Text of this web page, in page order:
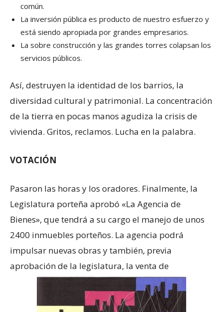
común.
La inversión pública es producto de nuestro esfuerzo y
está siendo apropiada por grandes empresarios.
La sobre construcción y las grandes torres colapsan los
servicios públicos.
Así, destruyen la identidad de los barrios, la
diversidad cultural y patrimonial. La concentración
de la tierra en pocas manos agudiza la crisis de
vivienda. Gritos, reclamos. Lucha en la palabra.
VOTACIÓN
Pasaron las horas y los oradores. Finalmente, la
Legislatura porteña aprobó «La Agencia de
Bienes», que tendrá a su cargo el manejo de unos
2400 inmuebles porteños. La agencia podrá
impulsar nuevas obras y también, previa
aprobación de la legislatura, la venta de